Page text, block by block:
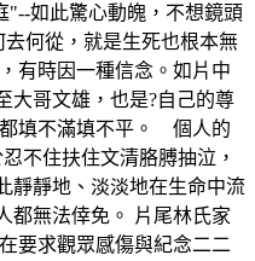
如此驚心動魄，不想鏡頭
何從，就是生死也根本無
時因一種信念。如片中
大哥文雄，也是?自己的尊
都填不滿填不平。 個人的
不住扶住文清胳膊抽泣，
靜靜地、淡淡地在生命中流
都無法倖免。 片尾林氏家
要求觀眾感傷與紀念二二